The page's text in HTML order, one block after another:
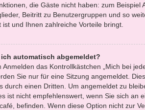
die Gäste nicht haben: zum Beispiel
Beitritt zu Benutzergruppen und so
ist und Ihnen zahlreiche Vorteile bringt.
ich automatisch abgemeldet?
Anmelden das Kontrollkästchen „Mich bei
Sie nur für eine Sitzung angemeldet.
durch einen Dritten. Um angemeldet zu
ist nicht empfehlenswert, wenn Sie sich an
befinden. Wenn diese Option nicht zur